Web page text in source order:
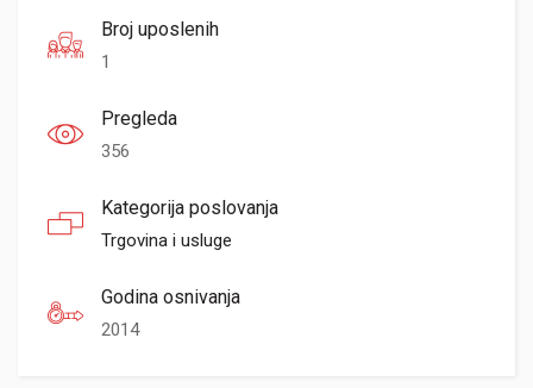
Broj uposlenih
1
Pregleda
356
Kategorija poslovanja
Trgovina i usluge
Godina osnivanja
2014